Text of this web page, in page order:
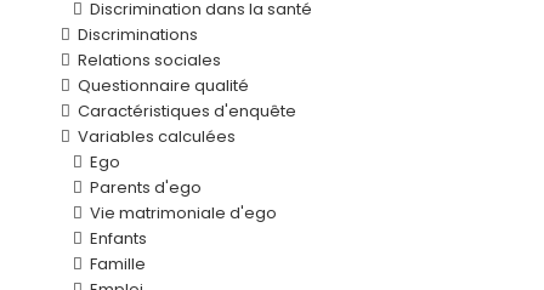
Discrimination dans la santé
Discriminations
Relations sociales
Questionnaire qualité
Caractéristiques d'enquête
Variables calculées
Ego
Parents d'ego
Vie matrimoniale d'ego
Enfants
Famille